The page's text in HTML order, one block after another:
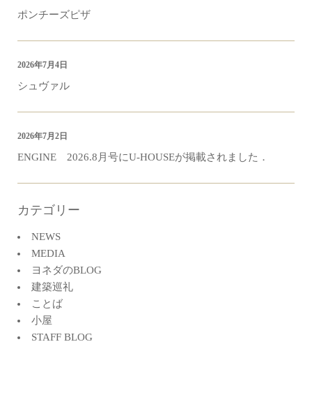
ポンチーズピザ
シュヴァル
2026年7月4日
ENGINE 2026.8月号にU-HOUSEが掲載されました．
2026年7月2日
カテゴリー
NEWS
MEDIA
ヨネダのBLOG
建築巡礼
ことば
小屋
STAFF BLOG